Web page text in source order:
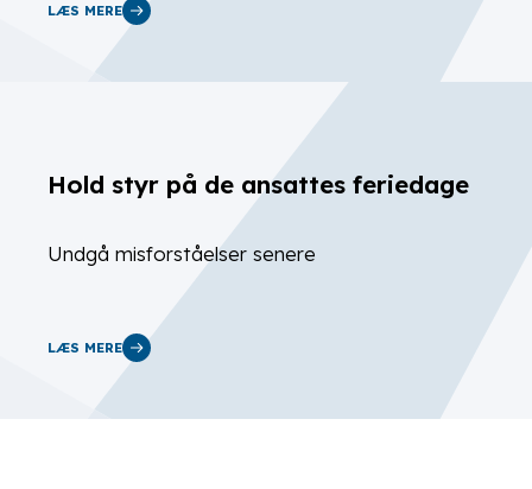
LÆS MERE
Hold styr på de ansattes feriedage
Undgå misforståelser senere
LÆS MERE